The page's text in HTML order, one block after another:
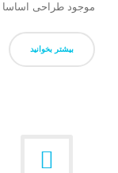
موجود طراحی اساسا
بیشتر بخوانید